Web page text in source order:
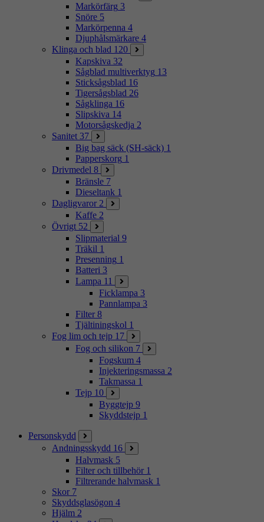
Markörfärg 3
Snöre 5
Markörpenna 4
Djuphålsmärkare 4
Klinga och blad 120
Kapskiva 32
Sågblad multiverktyg 13
Sticksågsblad 16
Tigersågsblad 26
Sågklinga 16
Slipskiva 14
Motorsågskedja 2
Sanitet 37
Big bag säck (SH-säck) 1
Papperskorg 1
Drivmedel 8
Bränsle 7
Dieseltank 1
Dagligvaror 2
Kaffe 2
Övrigt 52
Slipmaterial 9
Träkil 1
Presenning 1
Batteri 3
Lampa 11
Ficklampa 3
Pannlampa 3
Filter 8
Tjältiningskol 1
Fog lim och tejp 17
Fog och silikon 7
Fogskum 4
Injekteringsmassa 2
Takmassa 1
Tejp 10
Byggtejp 9
Skyddstejp 1
Personskydd
Andningsskydd 16
Halvmask 5
Filter och tillbehör 1
Filtrerande halvmask 1
Skor 7
Skyddsglasögon 4
Hjälm 2